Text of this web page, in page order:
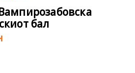
бал